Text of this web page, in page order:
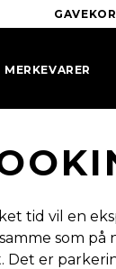
MERKEVARER
tid vil en
som
Det er